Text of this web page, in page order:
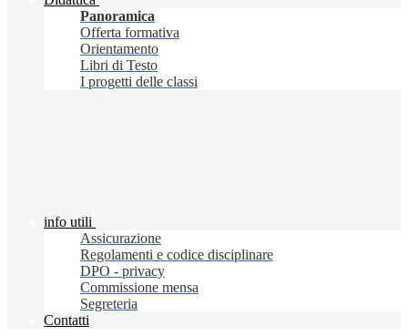
Panoramica
Offerta formativa
Orientamento
Libri di Testo
I progetti delle classi
info utili
Assicurazione
Regolamenti e codice disciplinare
DPO - privacy
Commissione mensa
Segreteria
Contatti